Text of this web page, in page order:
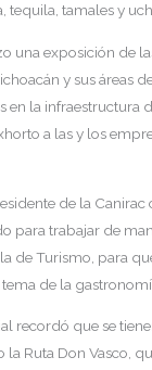
tequila, tamales y
una exposición de
y sus áreas
en la infraestructura
a las y los
de la Canirac
para trabajar de
de Turismo, para
de la
recordó que se
la Ruta Don Vasco,